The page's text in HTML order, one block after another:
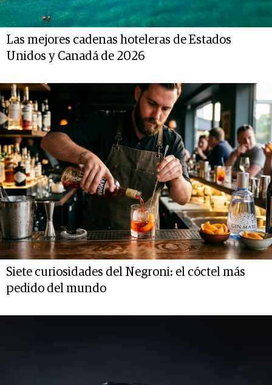
Las mejores cadenas hoteleras de Estados
Unidos y Canadá de 2026
Siete curiosidades del Negroni: el cóctel más
pedido del mundo